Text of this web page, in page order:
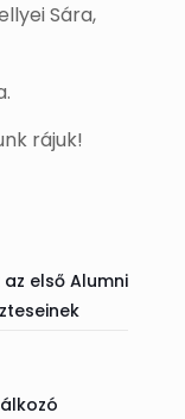
Sára,
rájuk!
első Alumni